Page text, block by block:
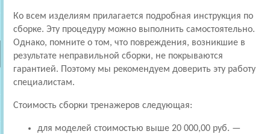
Ко всем изделиям прилагается подробная инструкция по
сборке. Эту процедуру можно выполнить самостоятельно.
Однако, помните о том, что повреждения, возникшие в
результате неправильной сборки, не покрываются
гарантией. Поэтому мы рекомендуем доверить эту работу
специалистам.
Стоимость сборки тренажеров следующая:
для моделей стоимостью выше 20 000,00 руб. —